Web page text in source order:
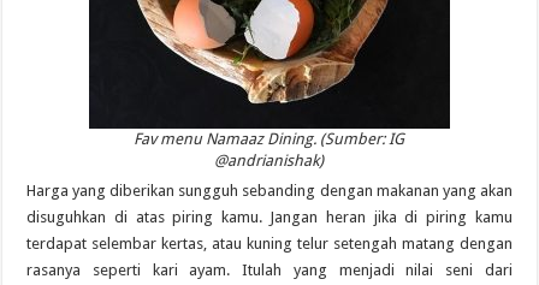
Fav menu Namaaz Dining. (Sumber: IG
@andrianishak)
Harga yang diberikan sungguh sebanding dengan makanan yang akan
disuguhkan di atas piring kamu. Jangan heran jika di piring kamu
terdapat selembar kertas, atau kuning telur setengah matang dengan
rasanya seperti kari ayam. Itulah yang menjadi nilai seni dari